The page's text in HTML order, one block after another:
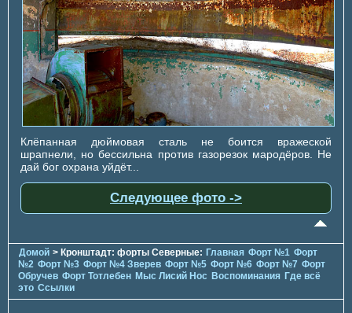
Клёпанная дюймовая сталь не боится вражеской
шрапнели, но бессильна против газорезок мародёров. Не
дай бог охрана уйдёт...
Следующее фото ->
Домой > Кронштадт: форты Северные: Главная Форт №1 Форт
№2 Форт №3 Форт №4 Зверев Форт №5 Форт №6 Форт №7 Форт
Обручев Форт Тотлебен Мыс Лисий Нос Воспоминания Где всё
это Ссылки